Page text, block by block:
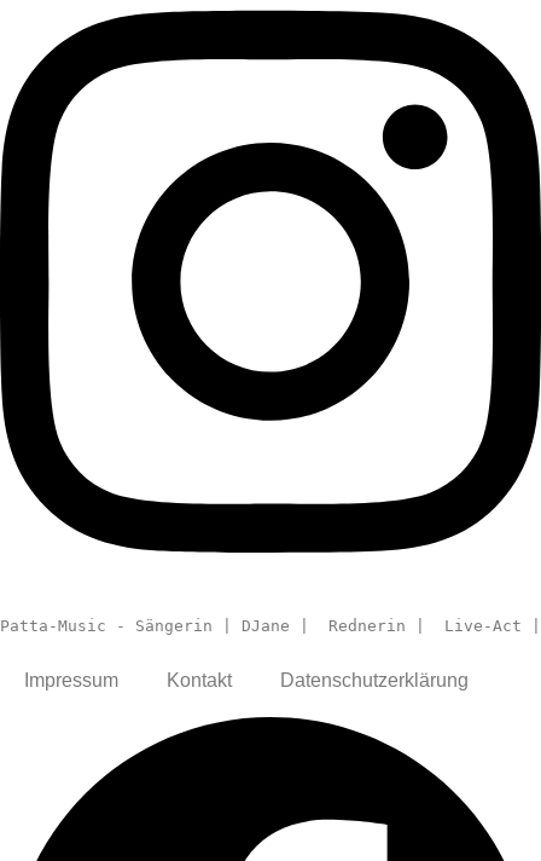
Patta-Music - Sängerin | DJane |  Rednerin |  Live-
Impressum Kontakt Datenschutzerklärung